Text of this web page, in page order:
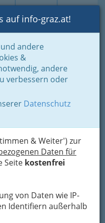
Login Toggle
auf info-graz.at!
andere
&
andere
verbessern oder
Datenschutz
& Weiter') zur
Daten für
Seite kostenfrei
von Daten wie IP-
Identifiern außerhalb